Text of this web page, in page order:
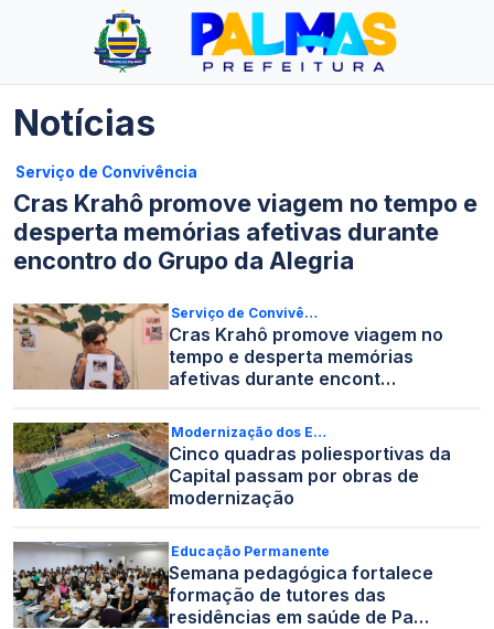
Notícias
Serviço de Convivência
Cras Krahô promove viagem no tempo e
desperta memórias afetivas durante
encontro do Grupo da Alegria
Serviço de Convivê…
Cras Krahô promove viagem no
tempo e desperta memórias
afetivas durante encont…
Modernização dos E…
Cinco quadras poliesportivas da
Capital passam por obras de
modernização
Educação Permanente
Semana pedagógica fortalece
formação de tutores das
residências em saúde de Pa…